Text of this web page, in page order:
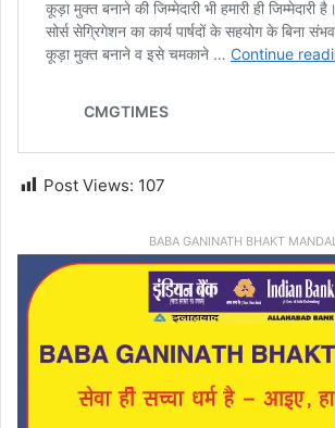
Post Views: 107
BABA GANINATH BHAKT MANDAL